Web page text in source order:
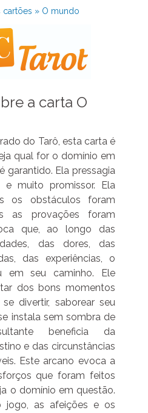
cartões » O mundo
a carta O
do Tarô, esta carta é
qual for o domínio em
garantido. Ela pressagia
muito promissor. Ela
os obstáculos foram
as provações foram
que, ao longo das
das dores, das
das experiências, o
em seu caminho. Ele
dos bons momentos
divertir, saborear seu
instala sem sombra de
beneficia da
e das circunstâncias
Este arcano evoca a
que foram feitos
o domínio em questão.
jogo, as afeições e os